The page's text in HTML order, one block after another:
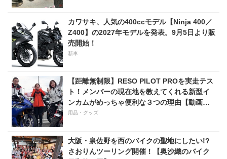
カワサキ、人気の400ccモデル【Ninja 400／
Z400】の2027年モデルを発表。9月5日より販
売開始！
新車
【距離無制限】RESO PILOT PROを実走テス
ト！メンバーの現在地を教えてくれる新型イ
ンカムがめっちゃ便利な３つの理由【動画付
き】
用品・グッズ
大阪・泉佐野を西のバイクの聖地にしたい!?
さおりんツーリング開催！【奥沙織のバイク